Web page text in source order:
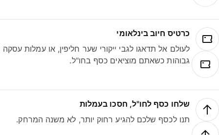
כרטיס חיוב בינלאומי
לעולם אל תדאגו לגבי ייקורי שער חליפין, או עמלות עסקה
גבוהות כשאתם מוציאים כסף בחו"ל.
שלחו כסף לחו"ל, חסכו בעמלות
תנו לכסף שלכם להגיע רחוק יותר, לא משנה המרחק.